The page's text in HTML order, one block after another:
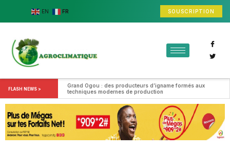
EN FR SOUSCRIPTION
FLASH NEWS >
Grand Ogou : des producteurs d’igname formés aux
techniques modernes de production